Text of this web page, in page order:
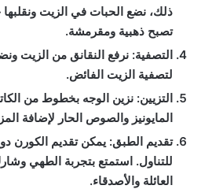
تصبح ذهبية ومقرمشة.
التصفية: نرفع النقانق من الزيت
لتصفية الزيت الفائض.
التزيين: نزين الوجه بخطوط من
المايونيز والصوص الحار لإضافة
تقديم الطبق: يمكن تقديم الكورن
للتناول. استمتع بتجربة الطهي
العائلة والأصدقاء.